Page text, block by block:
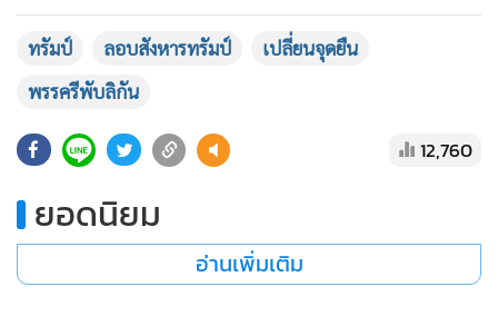
ทรัมป์ ลอบสังหารทรัมป์
เปลี่ยนจุดยืน
พรรครีพับลิกัน
12,760
ยอดนิยม
อ่านเพิ่มเติม